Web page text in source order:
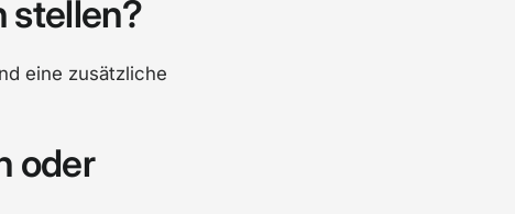
stellen?
eine zusätzliche
oder